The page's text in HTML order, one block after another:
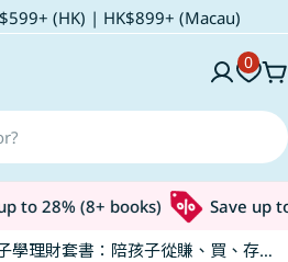
(HK) | HK$899+ (Macau)
0
28% (8+ books)
Save up to
小兔子學理財套書：陪孩子從賺、買、存、捐學人生財富價值(共四冊)